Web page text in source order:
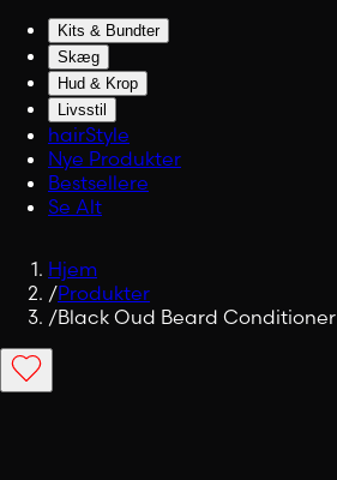
Kits & Bundter
Skæg
Hud & Krop
Livsstil
hairStyle
Nye Produkter
Bestsellere
Se Alt
Hjem
/Produkter
/Black Oud Beard Conditioner